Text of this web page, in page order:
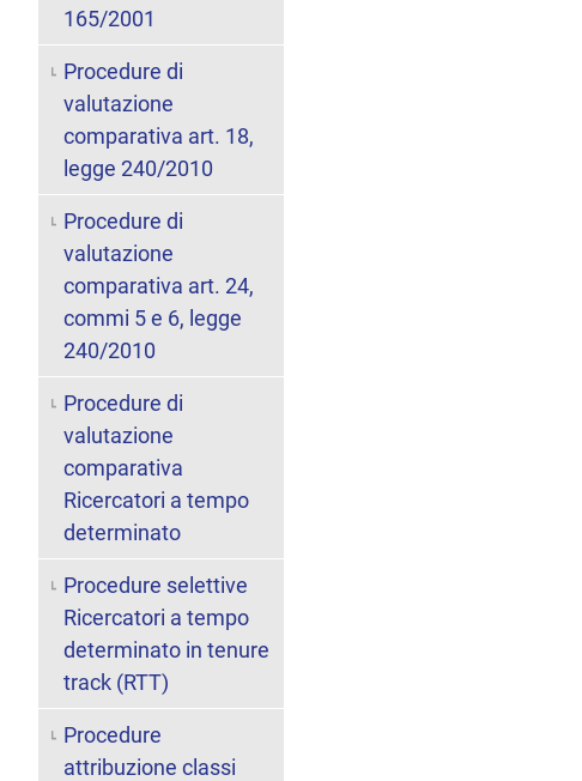
165/2001
Procedure di
valutazione
comparativa art. 18,
legge 240/2010
Procedure di
valutazione
comparativa art. 24,
commi 5 e 6, legge
240/2010
Procedure di
valutazione
comparativa
Ricercatori a tempo
determinato
Procedure selettive
Ricercatori a tempo
determinato in tenure
track (RTT)
Procedure
attribuzione classi